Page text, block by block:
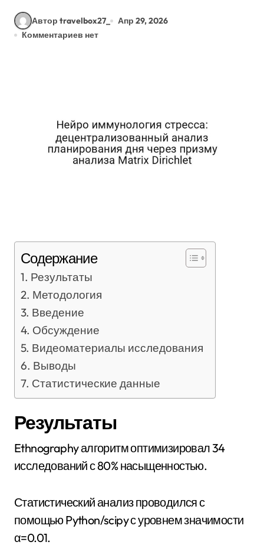
Автор travelbox27_
Апр 29, 2026
Комментариев нет
Содержание
Результаты
Методология
Введение
Обсуждение
Видеоматериалы исследования
Выводы
Статистические данные
Результаты
Ethnography алгоритм оптимизировал 34
исследований с 80% насыщенностью.
Статистический анализ проводился с
помощью Python/scipy с уровнем значимости
α=0.01.